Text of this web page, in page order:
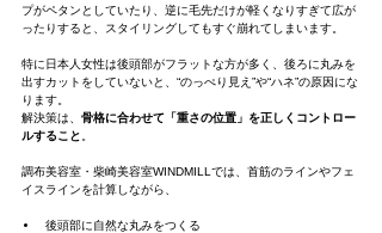
プがペタンとしていたり、逆に毛先だけが軽くなりすぎて広が
ったりすると、スタイリングしてもすぐ崩れてしまいます。
特に日本人女性は後頭部がフラットな方が多く、後ろに丸みを
出すカットをしていないと、“のっぺり見え”や“ハネ”の原因にな
ります。
解決策は、 骨格に合わせて「重さの位置」を正しくコントロー
ルすること
調布美容室・柴崎美容室WINDMILLでは、首筋のラインやフェ
イスラインを計算しながら、
後頭部に自然な丸みをつくる